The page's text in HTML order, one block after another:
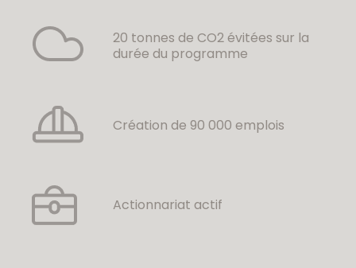
20 tonnes de CO2 évitées sur la
durée du programme
Création de 90 000 emplois
Actionnariat actif